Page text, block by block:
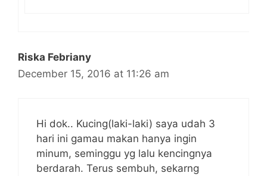
Riska Febriany
December 15, 2016 at 11:26 am
Hi dok.. Kucing(laki-laki) saya udah 3
hari ini gamau makan hanya ingin
minum, seminggu yg lalu kencingnya
berdarah. Terus sembuh, sekarng